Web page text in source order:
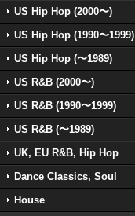
US Hip Hop (2000〜)
US Hip Hop (1990〜1999)
US Hip Hop (〜1989)
US R&B (2000〜)
US R&B (1990〜1999)
US R&B (〜1989)
UK, EU R&B, Hip Hop
Dance Classics, Soul
House